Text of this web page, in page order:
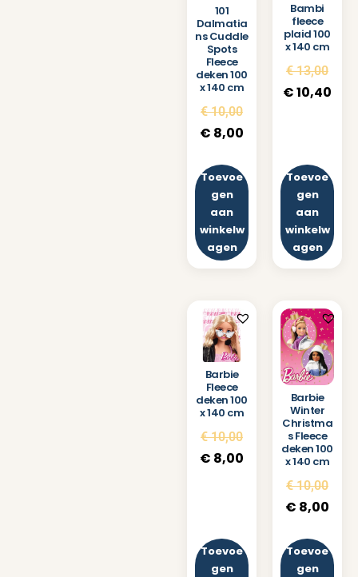
101
Dalmatia
ns Cuddle
Spots
Fleece
deken 100
x 140 cm
€10,00
€ 8,00
Toevoe
gen
aan
winkelw
agen
Bambi
fleece
plaid 100
x 140 cm
€13,00
€10,40
Toevoe
gen
aan
winkelw
agen
Barbie
Fleece
deken 100
x 140 cm
€10,00
€ 8,00
Toevoe
gen
Barbie
Winter
Christma
s Fleece
deken 100
x 140 cm
€10,00
€ 8,00
Toevoe
gen